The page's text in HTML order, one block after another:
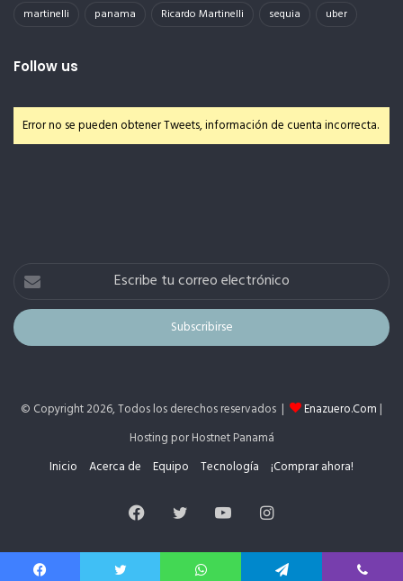
martinelli
panama Ricardo Martinelli sequia uber
Follow us
Error no se pueden obtener Tweets, información de cuenta incorrecta.
Escribe
correo
electrónico
© Copyright 2026, Todos los derechos reservados | Enazuero.Com |
Hosting por Hostnet Panamá
Inicio
Acerca de Equipo Tecnología ¡Comprar ahora!
FacebookTwitterYouTubeInstagram